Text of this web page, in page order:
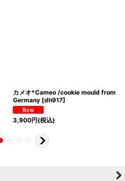
カメオ*Cameo /cookie mould from
Germany [dh917]
3,900円(税込)